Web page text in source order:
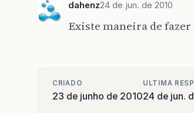
dahenz24 de jun. de 2010
Existe maneira de fazer
CRIADO
23 de junho de 2010
ULTIMA
24 de jun.